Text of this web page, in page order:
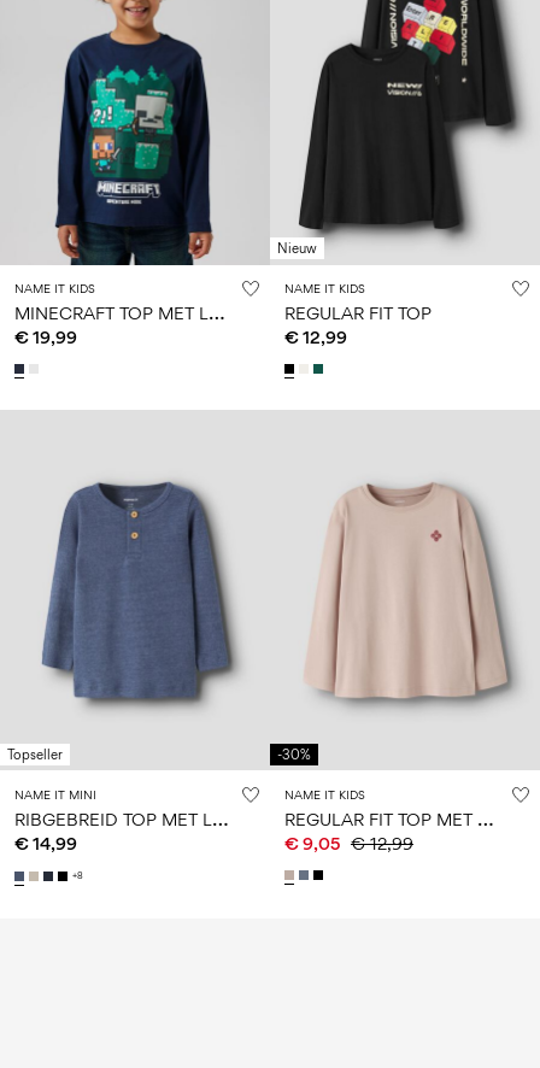
NAME IT KIDS
M
INECRAFT TOP MET LANGE MOUWEN
€ 19,99
Nieuw
NAME IT KIDS
REGULAR FIT TOP
€ 12,99
Topseller
NAME IT MINI
R
IBGEBREID TOP MET LANGE MOUWEN
€ 14,99
+8
-30%
NAME IT KIDS
R
EGULAR FIT TOP MET LANGE MOUWEN
€ 9,05 € 12,99